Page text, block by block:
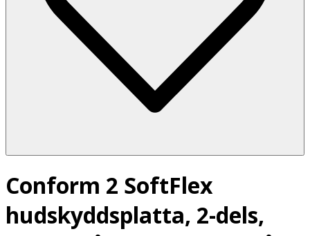
Conform 2 SoftFlex
hudskyddsplatta, 2-dels,